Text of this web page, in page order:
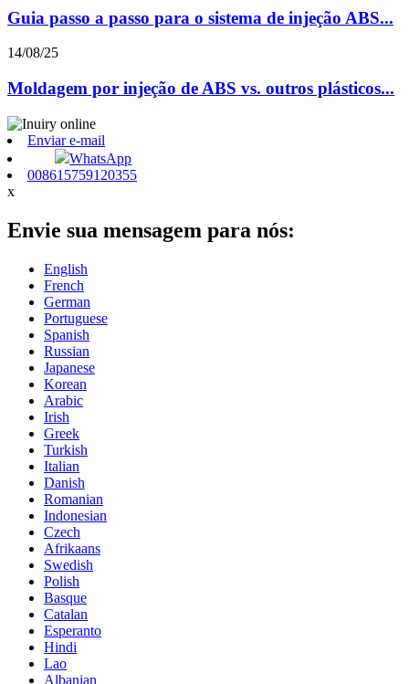
Guia passo a passo para o sistema de injeção ABS...
14/08/25
Moldagem por injeção de ABS vs. outros plásticos...
Enviar e-mail
WhatsApp
008615759120355
x
Envie sua mensagem para nós:
English
French
German
Portuguese
Spanish
Russian
Japanese
Korean
Arabic
Irish
Greek
Turkish
Italian
Danish
Romanian
Indonesian
Czech
Afrikaans
Swedish
Polish
Basque
Catalan
Esperanto
Hindi
Lao
Albanian